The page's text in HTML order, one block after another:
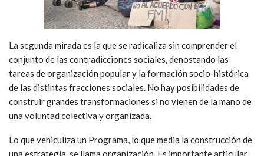
La segunda mirada es la que se radicaliza sin comprender el
conjunto de las contradicciones sociales, denostando las
tareas de organización popular y la formación socio-histórica
de las distintas fracciones sociales. No hay posibilidades de
construir grandes transformaciones si no vienen de la mano de
una voluntad colectiva y organizada.
Lo que vehiculiza un Programa, lo que media la construcción de
una estrategia, se llama organización. Es importante articular